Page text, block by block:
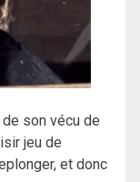
son vécu de
jeu de
et donc